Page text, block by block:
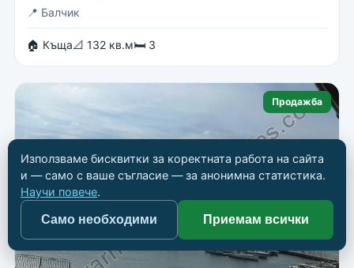
📍 Балчик
🏠 Къща📐 132 кв.м🛏 3
Продажба
Използваме бисквитки за коректната работа на сайта
и — само с ваше съгласие — за анонимна статистика.
Научи повече.
Само необходими Приемам всички